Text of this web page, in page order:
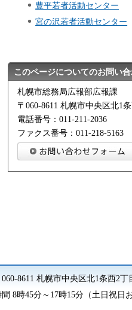
豊平若者活動センター
宮の沢若者活動センター
このページについてのお問い
札幌市総務局広報部広報課
〒060-8611 札幌市中央区北1
電話番号：011-211-2036
ファクス番号：011-218-5163
060-8611 札幌市中央区北1条西2
8時45分～17時15分（土日祝日